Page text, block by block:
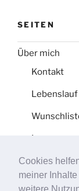
Cookies
meiner
SEITEN
Über mich
Kontakt
Lebenslauf
Impressum
Datenschutz
Tag-Liste